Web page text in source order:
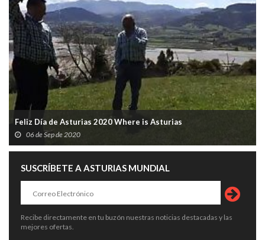
Feliz Día de Asturias 2020 Where is Asturias
06 de Sep de 2020
SUSCRÍBETE A ASTURIAS MUNDIAL
Recibe directamente en tu buzón nuestras noticias destacadas y las
mejores ofertas.